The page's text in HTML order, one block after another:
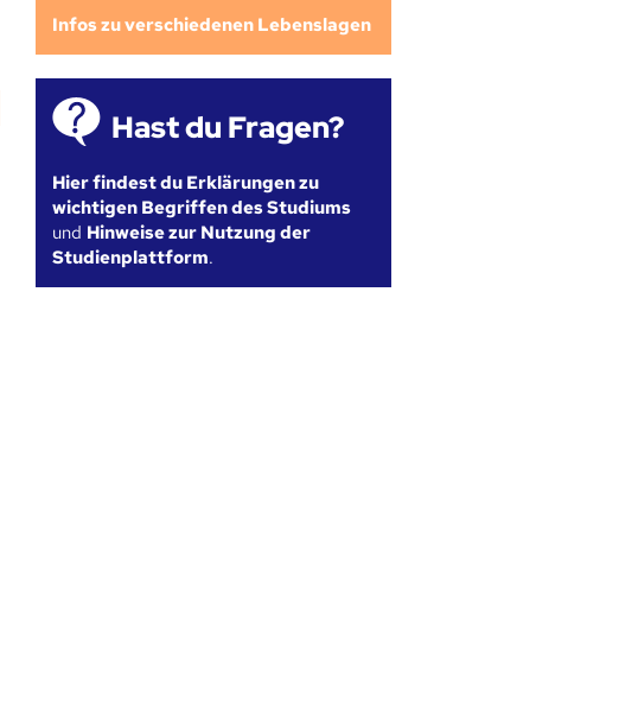
Infos zu verschiedenen Lebenslagen
Hast du Fragen?
Hier findest du Erklärungen zu
wichtigen Begriffen des Studiums
und Hinweise zur Nutzung der
Studienplattform.